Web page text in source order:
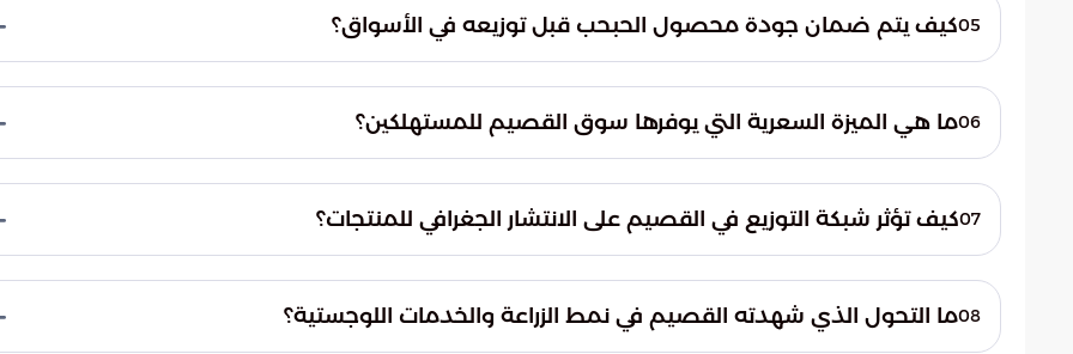
بإنتاج المزارع المحلية وكبار الموردين، مما يعكس الحجم الضخم للنشاط التجاري والحركية الاقتصادية
التي يشهدها سوق الحبحب في المنطقة بشكل يومي.
05كيف يتم ضمان جودة محصول الحبحب قبل توزيعه في الأسواق؟
لمعايير الجودة العالمية قبل شحنها، مما يضمن وصول ثمار الحبحب إلى المستهلكين في مختلف
مناطق المملكة وهي في أفضل حالاتها وبأعلى مستويات الجودة.
06ما هي الميزة السعرية التي يوفرها سوق القصيم للمستهلكين؟
في المجتمع السعودي. ساعد هذا التوازن في ضبط السوق المحلي وتوفير خيارات غذائية بأسعار
تنافسية تلبي احتياجات جميع فئات المستهلكين.
07كيف تؤثر شبكة التوزيع في القصيم على الانتشار الجغرافي للمنتجات؟
المنطقة كنقطة انطلاق لوجستية استراتيجية تغذي الأسواق المركزية، مما يضمن وصول المحاصيل
الموسمية إلى أبعد النقاط الجغرافية في وقت قياسي وبكفاءة عالية.
08ما التحول الذي شهدته القصيم في نمط الزراعة والخدمات اللوجستية؟